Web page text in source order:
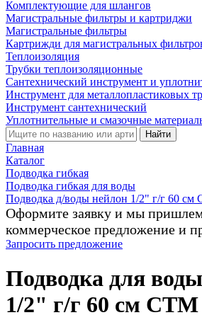
Комплектующие для шлангов
Магистральные фильтры и картриджи
Магистральные фильтры
Картрижди для магистральных
Теплоизоляция
Трубки теплоизоляционные
Сантехнический инструмент и
Инструмент для металлопластиковых
Инструмент сантехнический
Уплотнительные и смазочные
Найти
Главная
Каталог
Подводка гибкая
Подводка гибкая для воды
Подводка д/воды нейлон 1/2" г/г 60 cм
Оформите заявку и мы
коммерческое предложение и
Запросить предложение
Подводка для
1/2" г/г 60 cм CTM